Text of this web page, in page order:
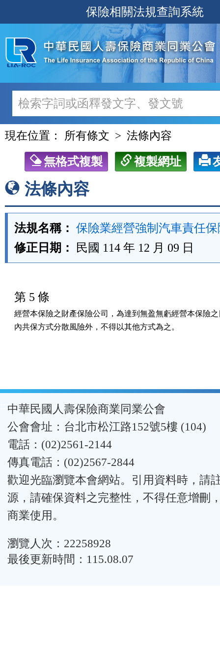
至
主
內
容
保險相關法規查詢系統
現在位置： 所有條文 法條內容
無格式複製 複製網址
法條內容
法規名稱： 保險業經營強制汽車責任
修正日期：
民國 114 年 12 月 09 日
第 5 條
經營本保險之財產保險公司，為達到無盈無虧經營本保險
內共保方式分散風險外，不得以其他方式為之。
:::中華民國人壽保險商業同業公會
公會會址：台北市松江路152號5樓 (104)
電話：(02)2561-2144
傳真電話：(02)2567-2844
歡迎光臨瀏覽本會網站。引用資料時，請
源，請確保資料之完整性，不得任意增刪
商業使用。
瀏覽人次：22258928
最後更新時間：115.08.07